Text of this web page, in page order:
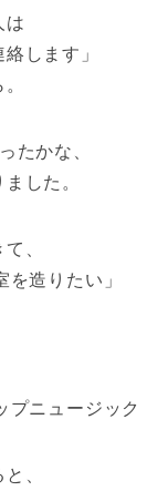
は
します」
たかな、
した。
、
を造りたい」
プニュージック
、